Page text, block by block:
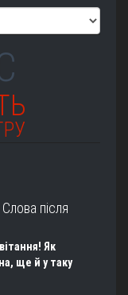
після
Як
ще й у таку